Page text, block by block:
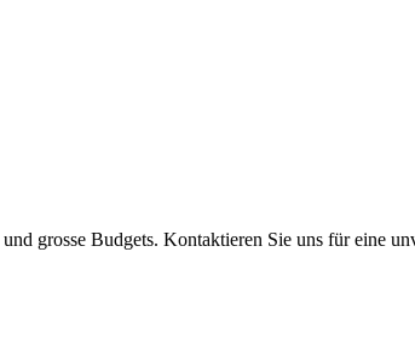
grosse Budgets. Kontaktieren Sie uns für eine